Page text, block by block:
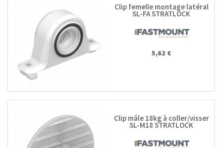
Clip femelle montage latéral
SL-FA STRATLOCK
5,62 €
Clip mâle 18kg à coller/visser
SL-M18 STRATLOCK